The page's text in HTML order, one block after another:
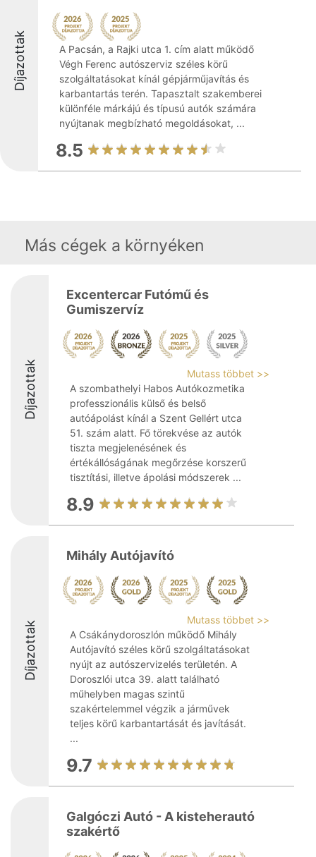
Díjazottak
A Pacsán, a Rajki utca 1. cím alatt működő
Végh Ferenc autószerviz széles körű
szolgáltatásokat kínál gépjárműjavítás és
karbantartás terén. Tapasztalt szakemberei
különféle márkájú és típusú autók számára
nyújtanak megbízható megoldásokat, ...
8.5
Más cégek a környéken
Díjazottak
Excentercar Futómű és
Gumiszervíz
Mutass többet >>
A szombathelyi Habos Autókozmetika
professzionális külső és belső
autóápolást kínál a Szent Gellért utca
51. szám alatt. Fő törekvése az autók
tiszta megjelenésének és
értékállóságának megőrzése korszerű
tisztítási, illetve ápolási módszerek ...
8.9
Díjazottak
Mihály Autójavító
Mutass többet >>
A Csákánydoroszlón működő Mihály
Autójavító széles körű szolgáltatásokat
nyújt az autószervizelés területén. A
Doroszlói utca 39. alatt található
műhelyben magas szintű
szakértelemmel végzik a járművek
teljes körű karbantartását és javítását.
...
9.7
Galgóczi Autó - A kisteherautó
szakértő